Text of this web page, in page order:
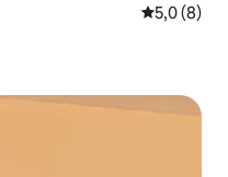
5,0 (8)